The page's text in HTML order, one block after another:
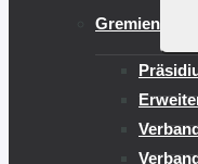
Gremien